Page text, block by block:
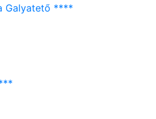
Galyatető ****